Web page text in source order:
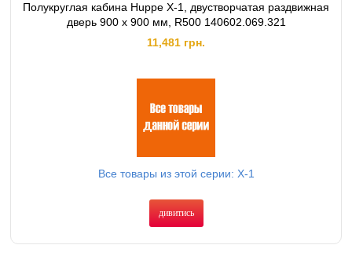
Полукруглая кабина Huppe X-1, двустворчатая раздвижная
дверь 900 х 900 мм, R500 140602.069.321
11,481 грн.
Все товары из этой серии: X-1
дивитись